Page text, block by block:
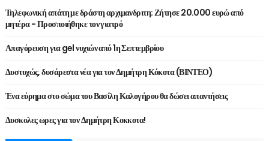
Τηλεφωνική απάτη με δράστη αρχιμανδριτη: Ζήτησε 20.000 ευρώ από
μητέρα - Προσποιήθηκε τον γιατρό
Απαγόρευση για gel νυχιών από 1η Σεπτεμβρίου
Δυστυχώς, δυσάρεστα νέα για τον Δημήτρη Κόκοτα (ΒΙΝΤΕΟ)
Ένα εύρημα στο σώμα του Βασίλη Καλογήρου θα δώσει απαντήσεις
Δυσκολες ωρες για τον Δημήτρη Κοκκοτα!